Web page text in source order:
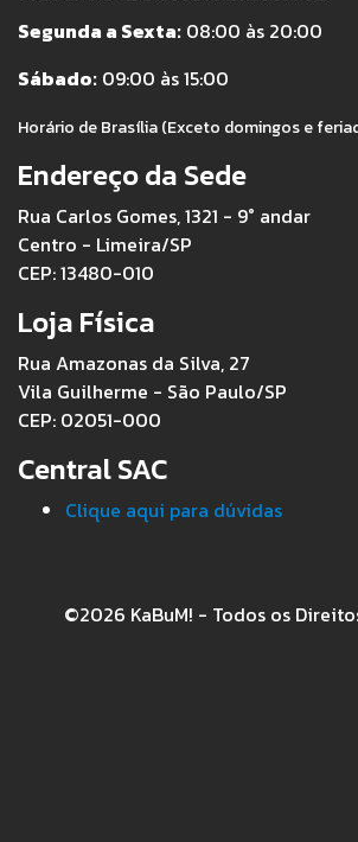
Segunda a Sexta: 08:00 às 20:00
Sábado: 09:00 às 15:00
Horário de Brasília (Exceto domingos e
Endereço da Sede
Rua Carlos Gomes, 1321 - 9° andar
Centro - Limeira/SP
CEP: 13480-010
Loja Física
Rua Amazonas da Silva, 27
Vila Guilherme - São Paulo/SP
CEP: 02051-000
Central SAC
Clique aqui para dúvidas
©2026 KaBuM! - Todos os